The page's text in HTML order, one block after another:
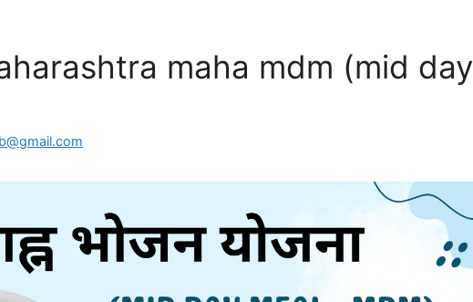
maha mdm (mid day